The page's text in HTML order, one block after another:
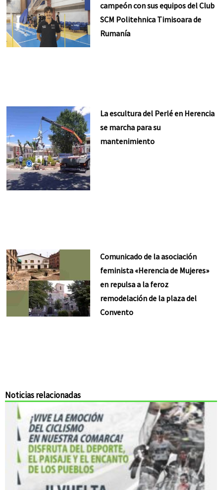
campeón con sus equipos del Club
SCM Politehnica Timisoara de
Rumanía
La escultura del Perlé en Herencia
se marcha para su
mantenimiento
Comunicado de la asociación
feminista «Herencia de Mujeres»
en repulsa a la feroz
remodelación de la plaza del
Convento
Noticias relacionadas